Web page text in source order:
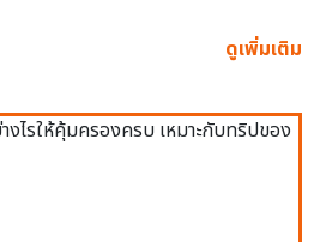
ดูเพิ่มเติม